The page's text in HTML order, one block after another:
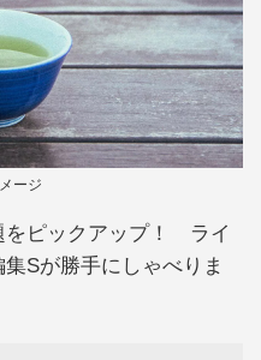
ージ
をピックアップ！ ライ
Sが勝手にしゃべりま